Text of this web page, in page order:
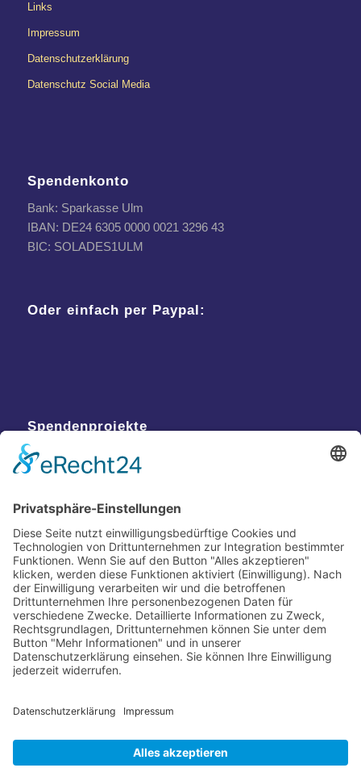
Links
Impressum
Datenschutzerklärung
Datenschutz Social Media
Spendenkonto
Bank: Sparkasse Ulm
IBAN: DE24 6305 0000 0021 3296 43
BIC: SOLADES1ULM
Oder einfach per Paypal:
Spendenprojekte
Kontakt
Postanschrift
Traumkatzen e.V.